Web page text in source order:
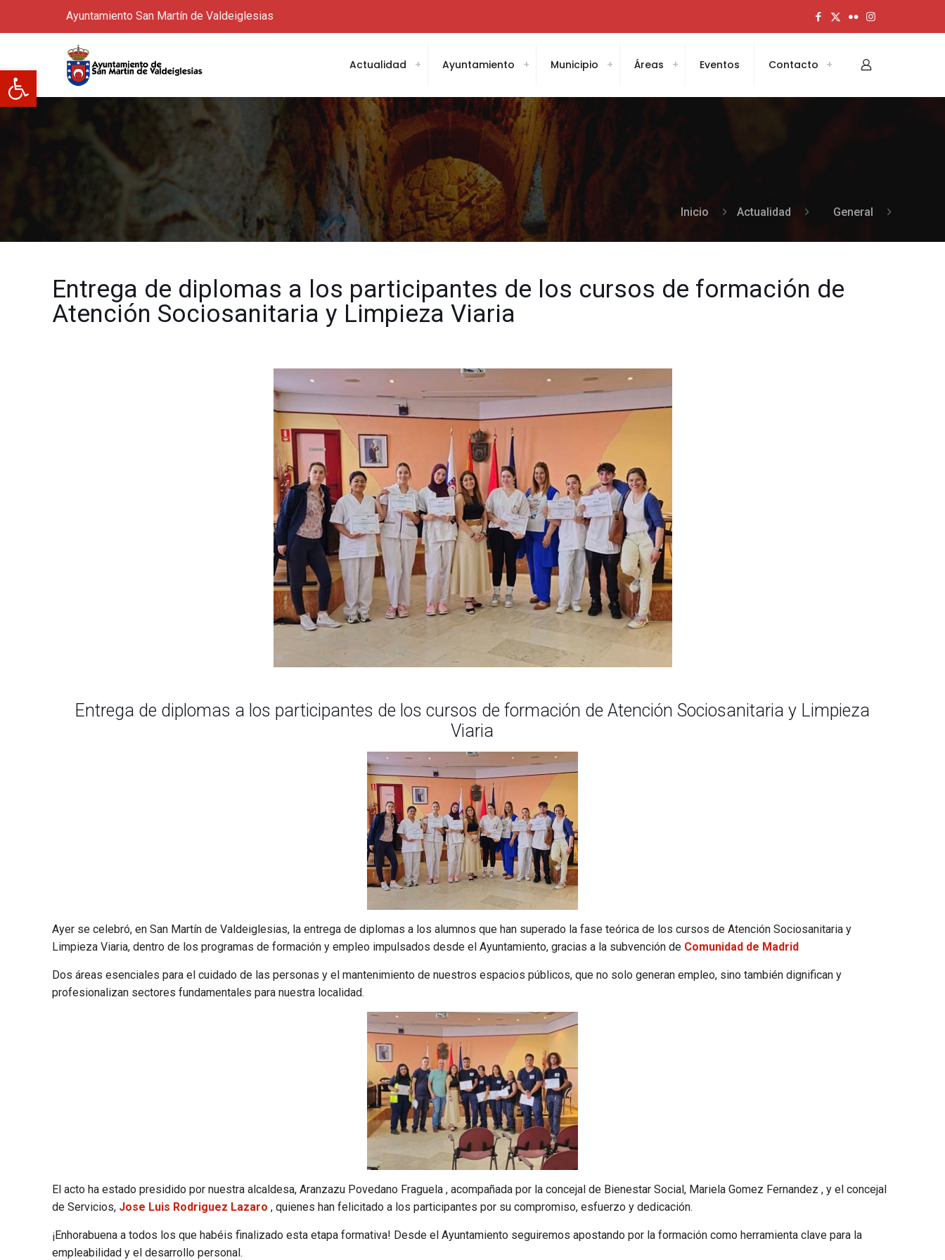
Abrir barra de herramientas
Ayuntamiento San Martín de Valdeiglesias
Actualidad Ayuntamiento Municipio Áreas Eventos Contacto
Inicio Actualidad General
Entrega de diplomas a los participantes de los cursos de formación de
Atención Sociosanitaria y Limpieza Viaria
Entrega de diplomas a los participantes de los cursos de formación de Atención Sociosanitaria y Limpieza
Viaria
Ayer se celebró, en San Martín de Valdeiglesias, la entrega de diplomas a los alumnos que han superado la fase teórica de los cursos de Atención Sociosanitaria y
Limpieza Viaria, dentro de los programas de formación y empleo impulsados desde el Ayuntamiento, gracias a la subvención de Comunidad de Madrid
Dos áreas esenciales para el cuidado de las personas y el mantenimiento de nuestros espacios públicos, que no solo generan empleo, sino también dignifican y
profesionalizan sectores fundamentales para nuestra localidad.
El acto ha estado presidido por nuestra alcaldesa, Aranzazu Povedano Fraguela , acompañada por la concejal de Bienestar Social, Mariela Gomez Fernandez , y el concejal
de Servicios, Jose Luis Rodriguez Lazaro , quienes han felicitado a los participantes por su compromiso, esfuerzo y dedicación.
¡Enhorabuena a todos los que habéis finalizado esta etapa formativa! Desde el Ayuntamiento seguiremos apostando por la formación como herramienta clave para la
empleabilidad y el desarrollo personal.